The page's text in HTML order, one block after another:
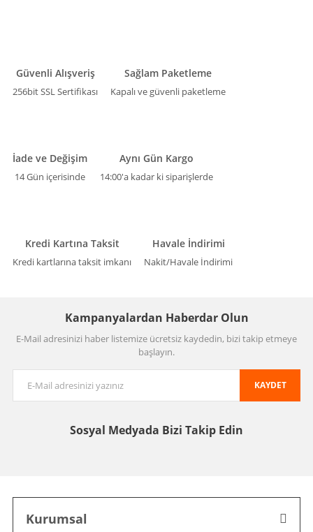
Güvenli Alışveriş
256bit SSL Sertifikası
Sağlam Paketleme
Kapalı ve güvenli paketleme
İade ve Değişim
14 Gün içerisinde
Aynı Gün Kargo
14:00'a kadar ki siparişlerde
Kredi Kartına Taksit
Kredi kartlarına taksit imkanı
Havale İndirimi
Nakit/Havale İndirimi
Kampanyalardan Haberdar Olun
E-Mail adresinizi haber listemize ücretsiz kaydedin, bizi takip etmeye
başlayın.
KAYDET
Sosyal Medyada Bizi Takip Edin
Kurumsal